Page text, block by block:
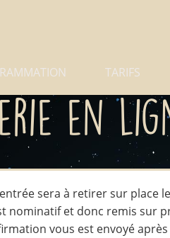
TARIFS
en
sera à retirer sur place
nominatif et donc remis sur
vous est envoyé